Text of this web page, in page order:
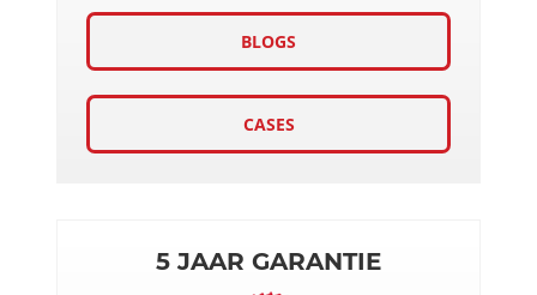
BLOGS
CASES
5 JAAR GARANTIE